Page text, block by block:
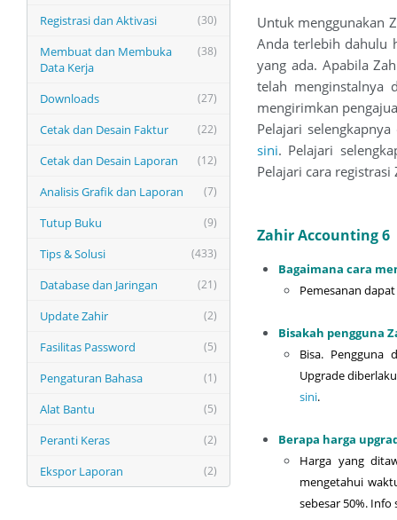
(30)
Registrasi dan Aktivasi
(38)
Membuat dan Membuka
Data Kerja
(27)
Downloads
(22)
Cetak dan Desain Faktur
(12)
Cetak dan Desain Laporan
(7)
Analisis Grafik dan Laporan
(9)
Tutup Buku
(433)
Tips & Solusi
(21)
Database dan Jaringan
(2)
Update Zahir
(5)
Fasilitas Password
(1)
Pengaturan Bahasa
(5)
Alat Bantu
(2)
Peranti Keras
(2)
Ekspor Laporan
Untuk menggunakan
Anda terlebih dahulu
yang ada. Apabila
telah menginstalnya
mengirimkan
Pelajari
sini. Pelajari
Pelajari cara
Zahir Accounting 6
Bagaimana cara
Pemesanan
Bisakah pengguna
Bisa. Pengguna
Upgrade
sini.
Berapa harga
Harga yang
mengetahui
sebesar 50%.